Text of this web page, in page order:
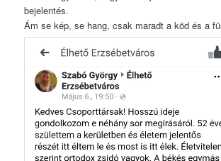
bejelentés.
Ám se kép, se hang, csak maradt a köd és a